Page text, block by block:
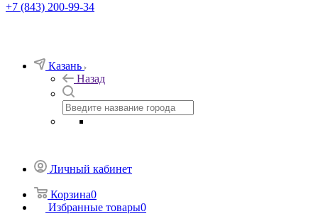
+7 (843) 200-99-34
Казань
Назад
Личный кабинет
Корзина0
Избранные товары0